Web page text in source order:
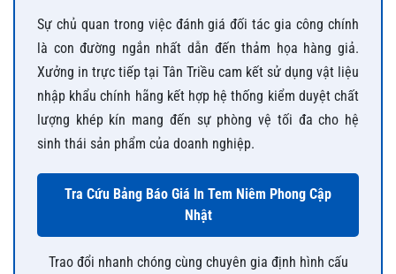
Sự chủ quan trong việc đánh giá đối tác gia công chính
là con đường ngắn nhất dẫn đến thảm họa hàng giả.
Xưởng in trực tiếp tại Tân Triều cam kết sử dụng vật liệu
nhập khẩu chính hãng kết hợp hệ thống kiểm duyệt chất
lượng khép kín mang đến sự phòng vệ tối đa cho hệ
sinh thái sản phẩm của doanh nghiệp.
Tra Cứu Bảng Báo Giá In Tem Niêm Phong Cập
Nhật
Trao đổi nhanh chóng cùng chuyên gia định hình cấu